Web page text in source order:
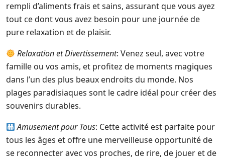
rempli d’aliments frais et sains, assurant que vous ayez
tout ce dont vous avez besoin pour une journée de
pure relaxation et de plaisir.
Relaxation et Divertissement: Venez seul, avec votre
famille ou vos amis, et profitez de moments magiques
dans l’un des plus beaux endroits du monde. Nos
plages paradisiaques sont le cadre idéal pour créer des
souvenirs durables.
Amusement pour Tous: Cette activité est parfaite pour
tous les âges et offre une merveilleuse opportunité de
se reconnecter avec vos proches, de rire, de jouer et de